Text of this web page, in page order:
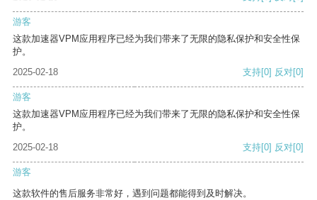
游客
这款加速器VPM应用程序已经为我们带来了无限的隐私保护和安全性保
护。
2025-02-18
支持[0] 反对[0]
游客
这款加速器VPM应用程序已经为我们带来了无限的隐私保护和安全性保
护。
2025-02-18
支持[0] 反对[0]
游客
这款软件的售后服务非常好，遇到问题都能得到及时解决。